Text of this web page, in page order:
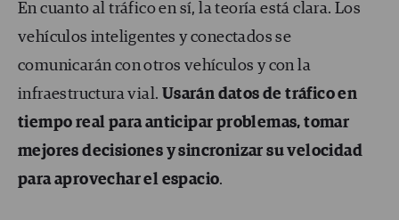
En cuanto al tráfico en sí, la teoría está clara. Los
vehículos inteligentes y conectados se
comunicarán con otros vehículos y con la
infraestructura vial. Usarán datos de tráfico en
tiempo real para anticipar problemas, tomar
mejores decisiones y sincronizar su velocidad
para aprovechar el espacio.